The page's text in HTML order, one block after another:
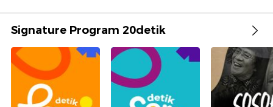
Signature Program 20detik